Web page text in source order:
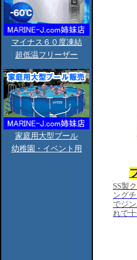
マイナス６０度凍結
超低温フリーザー
家庭用大型プール
幼稚園・イベント用